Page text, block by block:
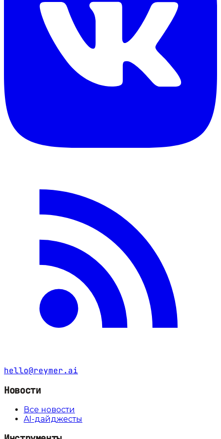
hello@reymer.ai
Новости
Все новости
AI-дайджесты